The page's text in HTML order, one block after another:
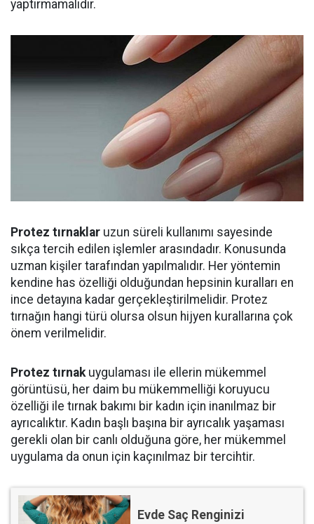
yaptırmamalıdır.
Protez tırnaklar uzun süreli kullanımı sayesinde
sıkça tercih edilen işlemler arasındadır. Konusunda
uzman kişiler tarafından yapılmalıdır. Her yöntemin
kendine has özelliği olduğundan hepsinin kuralları en
ince detayına kadar gerçekleştirilmelidir. Protez
tırnağın hangi türü olursa olsun hijyen kurallarına çok
önem verilmelidir.
Protez tırnakuygulaması ile ellerin mükemmel
görüntüsü, her daim bu mükemmelliği koruyucu
özelliği ile tırnak bakımı bir kadın için inanılmaz bir
ayrıcalıktır. Kadın başlı başına bir ayrıcalık yaşaması
gerekli olan bir canlı olduğuna göre, her mükemmel
uygulama da onun için kaçınılmaz bir tercihtir.
Evde Saç Renginizi